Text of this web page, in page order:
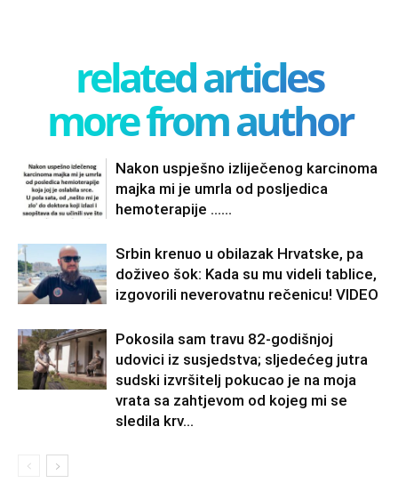
related articles
more from author
Nakon uspješno izliječenog karcinoma
majka mi je umrla od posljedica
hemoterapije ……
Srbin krenuo u obilazak Hrvatske, pa
doživeo šok: Kada su mu videli tablice,
izgovorili neverovatnu rečenicu! VIDEO
Pokosila sam travu 82-godišnjoj
udovici iz susjedstva; sljedećeg jutra
sudski izvršitelj pokucao je na moja
vrata sa zahtjevom od kojeg mi se
sledila krv...